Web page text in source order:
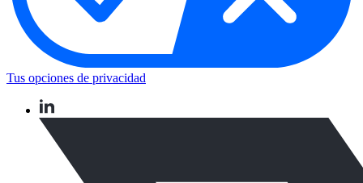
Tus opciones de privacidad